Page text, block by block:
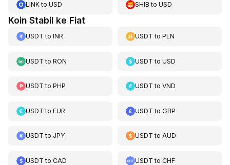
LINKto USD SHIB toUSD
Koin Stabil ke Fiat
USDT to INR USDT toPLN
USDT to RON USDT toUSD
USDT to PHP USDT toVND
USDT to EUR USDT toGBP
USDT to JPY USDT toAUD
USDT to CAD USDT toCHF